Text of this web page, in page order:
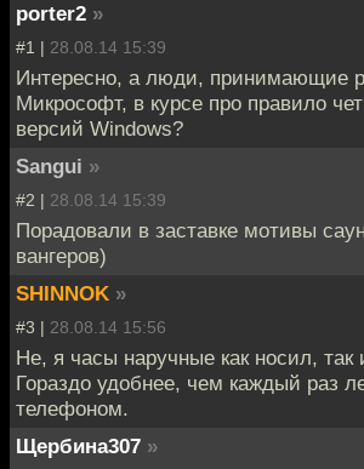
porter2 »
#1 | 28.08.14 15:39
Интересно, а люди, принимающие
Микрософт, в курсе про правило
версий Windows?
Sangui »
#2 | 28.08.14 15:39
Порадовали в заставке мотивы
вангеров)
SHINNOK »
#3 | 28.08.14 15:56
Не, я часы наручные как носил, так
Гораздо удобнее, чем каждый раз
телефоном.
Щербина307 »